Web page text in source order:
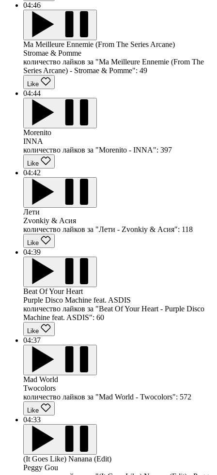
04:46
Ma Meilleure Ennemie (From The Series Arcane)
Stromae & Pomme
количество лайков за "Ma Meilleure Ennemie (From The
Series Arcane) - Stromae & Pomme": 49
Like
04:44
Morenito
INNA
количество лайков за "Morenito - INNA": 397
Like
04:42
Лети
Zvonkiy & Асия
количество лайков за "Лети - Zvonkiy & Асия": 118
Like
04:39
Beat Of Your Heart
Purple Disco Machine feat. ASDIS
количество лайков за "Beat Of Your Heart - Purple Disco
Machine feat. ASDIS": 60
Like
04:37
Mad World
Twocolors
количество лайков за "Mad World - Twocolors": 572
Like
04:33
(It Goes Like) Nanana (Edit)
Peggy Gou